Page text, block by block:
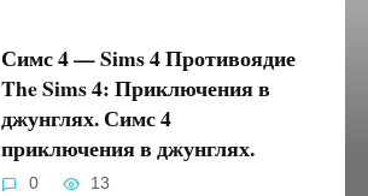
Симс 4 — Sims 4 Противоядие
The Sims 4: Приключения в
джунглях. Симс 4
приключения в джунглях.
0 13